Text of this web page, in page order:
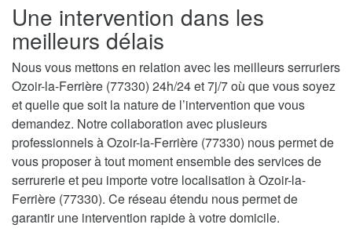
Une intervention dans les
meilleurs délais
Nous vous mettons en relation avec les meilleurs serruriers
Ozoir-la-Ferrière (77330) 24h/24 et 7j/7 où que vous soyez
et quelle que soit la nature de l’intervention que vous
demandez. Notre collaboration avec plusieurs
professionnels à Ozoir-la-Ferrière (77330) nous permet de
vous proposer à tout moment ensemble des services de
serrurerie et peu importe votre localisation à Ozoir-la-
Ferrière (77330). Ce réseau étendu nous permet de
garantir une intervention rapide à votre domicile.